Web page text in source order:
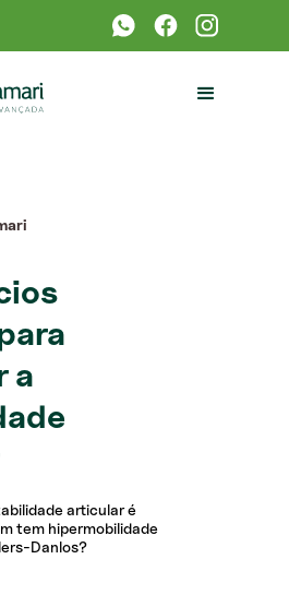
a
articular é
tem hipermobilidade
Danlos?